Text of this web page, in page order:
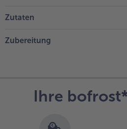
Zutaten
Zubereitung
Ihre